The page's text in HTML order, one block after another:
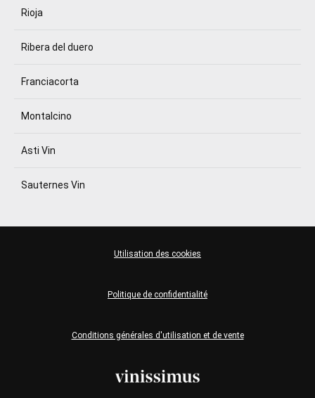
Rioja
Ribera del duero
Franciacorta
Montalcino
Asti Vin
Sauternes Vin
Conditions générales d'utilisation et de vente
Politique de confidentialité
Utilisation des cookies